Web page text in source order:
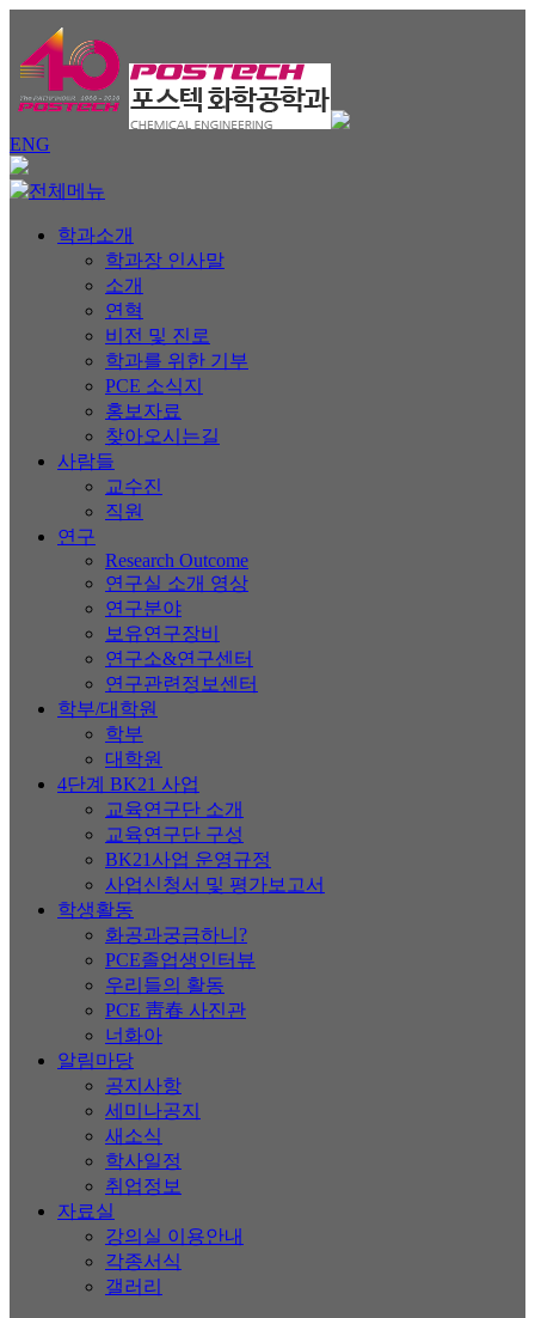
ENG
학과소개
학과장 인사말
소개
연혁
비전 및 진로
학과를 위한 기부
PCE 소식지
홍보자료
찾아오시는길
사람들
교수진
직원
연구
Research Outcome
연구실 소개 영상
연구분야
보유연구장비
연구소&연구센터
연구관련정보센터
학부/대학원
학부
대학원
4단계 BK21 사업
교육연구단 소개
교육연구단 구성
BK21사업 운영규정
사업신청서 및 평가보고서
학생활동
화공과궁금하니?
PCE졸업생인터뷰
우리들의 활동
PCE 靑春 사진관
너화아
알림마당
공지사항
세미나공지
새소식
학사일정
취업정보
자료실
강의실 이용안내
각종서식
갤러리